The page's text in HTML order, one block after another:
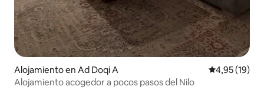
Alojamiento en Ad Doqi A Calificación
4,95 (19)
Alojamiento acogedor a pocos pasos del Nilo